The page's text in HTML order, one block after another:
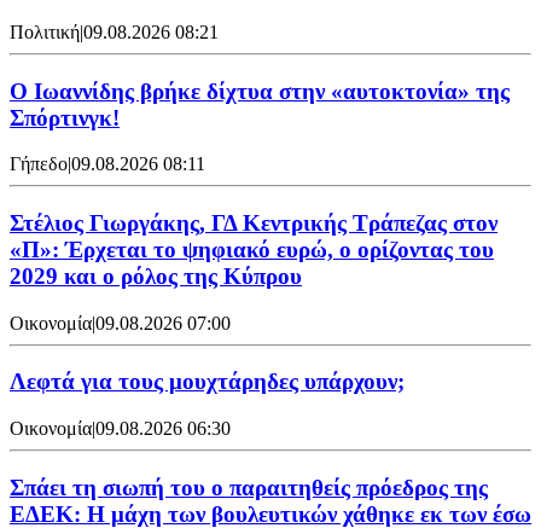
Πολιτική|09.08.2026 08:21
Ο Ιωαννίδης βρήκε δίχτυα στην «αυτοκτονία» της
Σπόρτινγκ!
Γήπεδο|09.08.2026 08:11
Στέλιος Γιωργάκης, ΓΔ Κεντρικής Τράπεζας στον
«Π»: Έρχεται το ψηφιακό ευρώ, ο ορίζοντας του
2029 και ο ρόλος της Κύπρου
Οικονομία|09.08.2026 07:00
Λεφτά για τους μουχτάρηδες υπάρχουν;
Οικονομία|09.08.2026 06:30
Σπάει τη σιωπή του ο παραιτηθείς πρόεδρος της
ΕΔΕΚ: Η μάχη των βουλευτικών χάθηκε εκ των έσω